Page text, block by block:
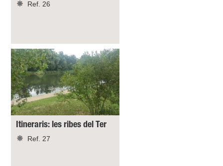
Ref. 26
Itineraris: les ribes del Ter
Ref. 27